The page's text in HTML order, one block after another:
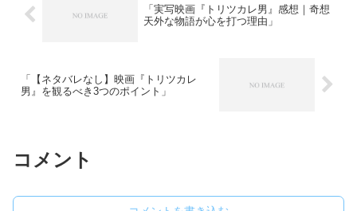
「実写映画『トリツカレ男』感想｜奇想
天外な物語が心を打つ理由」
「【ネタバレなし】映画『トリツカレ
男』を観るべき3つのポイント」
コメント